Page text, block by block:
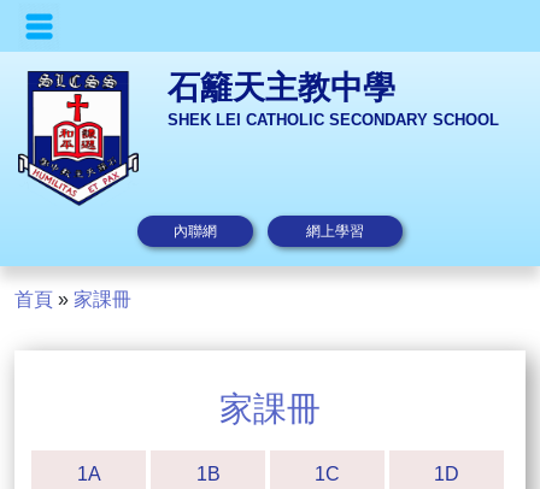
石籬天主教中學
SHEK LEI CATHOLIC SECONDARY SCHOOL
內聯網 網上學習
首頁 » 家課冊
家課冊
1A 1B 1C 1D